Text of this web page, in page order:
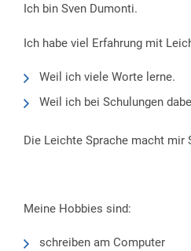
Ich bin Sven Dumonti.
Ich habe viel Erfahrung mit
Weil ich viele Worte lerne.
Weil ich bei Schulungen
Die Leichte Sprache macht mir
Meine Hobbies sind:
schreiben am Computer